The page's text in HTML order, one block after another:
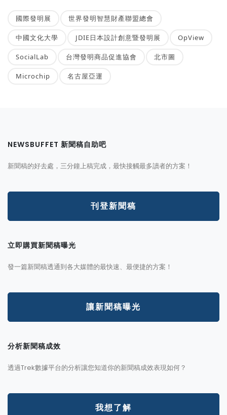
國際發明展 世界發明智慧財產聯盟總會
中國文化大學 JDIE日本設計創意暨發明展 OpView
SocialLab 台灣發明商品促進協會 北市圖
Microchip 名古屋亞運
NEWSBUFFET 新聞稿自助吧
新聞稿的好去處，三分鐘上稿完成，最快接觸最多讀者的方案！
刊登新聞稿
立即購買新聞稿曝光
發一篇新聞稿透通到各大媒體的最快速、最便捷的方案！
讓新聞稿曝光
分析新聞稿成效
透過Trek數據平台的分析讓您知道你的新聞稿成效表現如何？
我想了解